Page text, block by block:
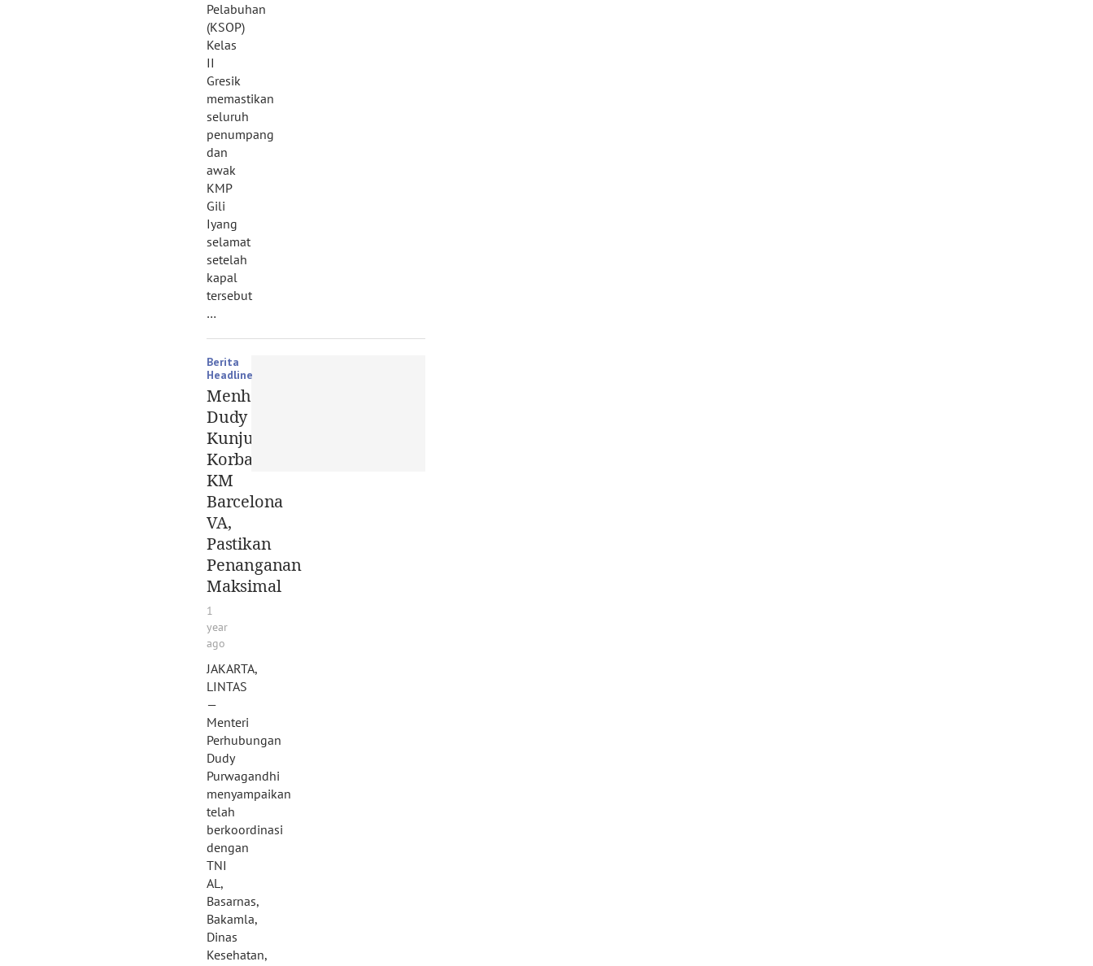
Pelabuhan
(KSOP)
Kelas
II
Gresik
memastikan
seluruh
penumpang
dan
awak
KMP
Gili
Iyang
selamat
setelah
kapal
tersebut
…
Berita
Headline
Menhub
Dudy
Kunjungi
Korban
KM
Barcelona
VA,
Pastikan
Penanganan
Maksimal
1
year
ago
JAKARTA,
LINTAS
—
Menteri
Perhubungan
Dudy
Purwagandhi
menyampaikan
telah
berkoordinasi
dengan
TNI
AL,
Basarnas,
Bakamla,
Dinas
Kesehatan,